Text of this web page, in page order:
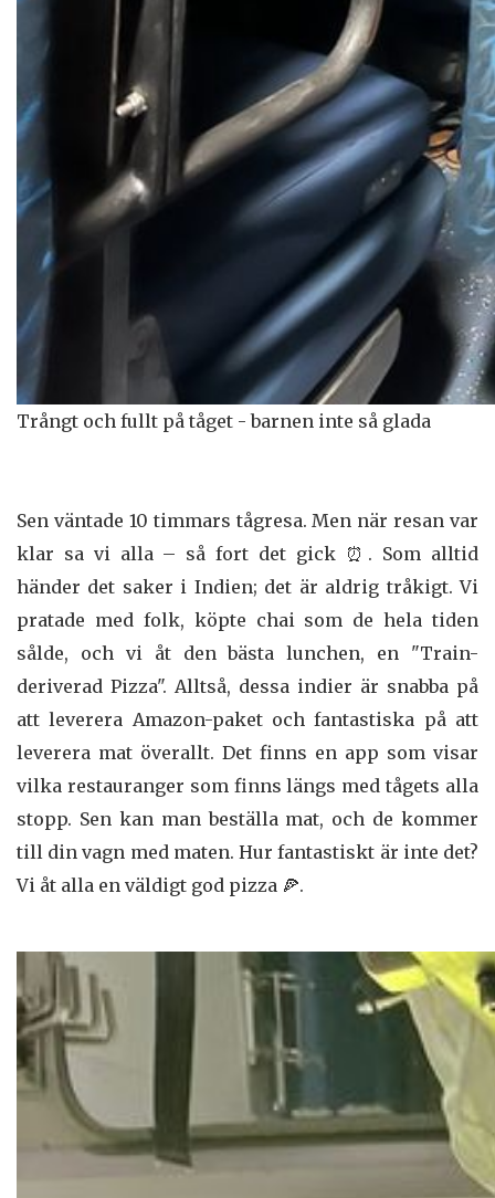
Trångt och fullt på tåget - barnen inte så glada
Sen väntade 10 timmars tågresa. Men när resan var
klar sa vi alla – så fort det gick ⏰. Som alltid
händer det saker i Indien; det är aldrig tråkigt. Vi
pratade med folk, köpte chai som de hela tiden
sålde, och vi åt den bästa lunchen, en "Train-
deriverad Pizza". Alltså, dessa indier är snabba på
att leverera Amazon-paket och fantastiska på att
leverera mat överallt. Det finns en app som visar
vilka restauranger som finns längs med tågets alla
stopp. Sen kan man beställa mat, och de kommer
till din vagn med maten. Hur fantastiskt är inte det?
Vi åt alla en väldigt god pizza 🍕.